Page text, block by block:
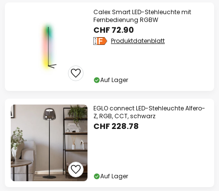
Calex Smart LED-Stehleuchte mit
Fernbedienung RGBW
CHF 72.90
Produktdatenblatt
Auf Lager
EGLO connect LED-Stehleuchte Alfero-
Z, RGB, CCT, schwarz
CHF 228.78
Auf Lager